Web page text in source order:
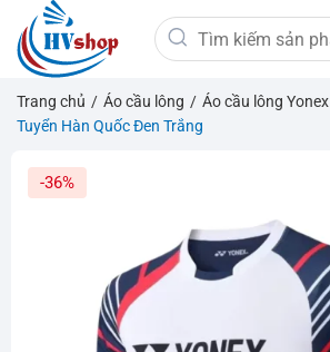
qua
nội
dung
Tìm
kiếm:
Trang chủ / Áo cầu lông / Áo cầu lông Yonex
Tuyển Hàn Quốc Đen Trắng
-36%